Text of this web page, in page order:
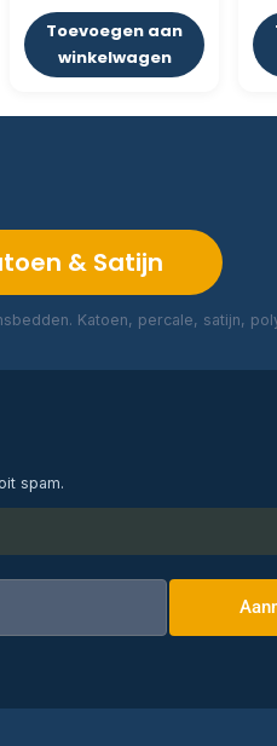
Toevoegen aan
winkelwagen
& Satijn
Katoen, percale, satijn,
spam.